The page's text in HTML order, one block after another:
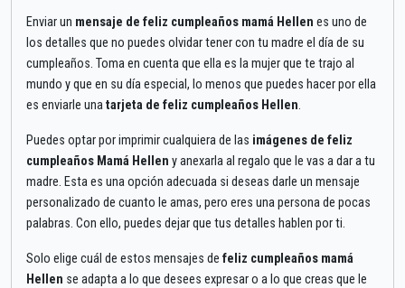
Enviar un mensaje de feliz cumpleaños mamá Hellen es uno de
los detalles que no puedes olvidar tener con tu madre el día de su
cumpleaños. Toma en cuenta que ella es la mujer que te trajo al
mundo y que en su día especial, lo menos que puedes hacer por ella
es enviarle unatarjeta de feliz cumpleaños Hellen.
Puedes optar por imprimir cualquiera de las imágenes de feliz
cumpleaños Mamá Hellen y anexarla al regalo que le vas a dar a tu
madre. Esta es una opción adecuada si deseas darle un mensaje
personalizado de cuanto le amas, pero eres una persona de pocas
palabras. Con ello, puedes dejar que tus detalles hablen por ti.
Solo elige cuál de estos mensajes de feliz cumpleaños mamá
Hellen se adapta a lo que desees expresar o a lo que creas que le